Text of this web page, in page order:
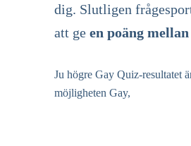
dig. Slutligen
att geen poäng
Ju högre Gay Quiz-resultatet
möjligheten Gay,